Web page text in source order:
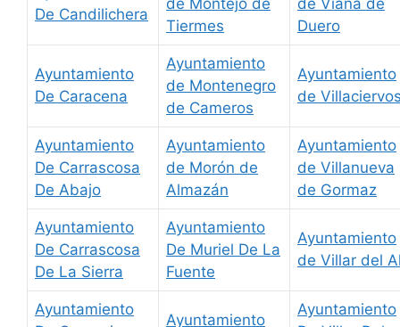
De Candilichera
Tiermes
Duero
Ayuntamiento
De Caracena
Ayuntamiento
de Montenegro
de Cameros
Ayuntamiento
de
Ayuntamiento
De Carrascosa
De Abajo
Ayuntamiento
de Morón de
Almazán
Ayuntamiento
de Villanueva
de Gormaz
Ayuntamiento
De Carrascosa
De La Sierra
Ayuntamiento
De Muriel De La
Fuente
Ayuntamiento
de Villar del
Ayuntamiento
Ayuntamiento
Ayuntamiento